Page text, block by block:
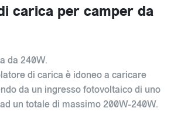
carica per camper da
da 240W.
di carica è idoneo a caricare
da un ingresso fotovoltaico di uno
un totale di massimo 200W-240W.